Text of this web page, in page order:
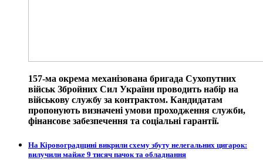
157-ма окрема механізована бригада Сухопутних
військ Збройних Сил України проводить набір на
військову службу за контрактом. Кандидатам
пропонують визначені умови проходження служби,
фінансове забезпечення та соціальні гарантії.
На Кіровоградщині викрили схему збуту нелегальних цигарок:
вилучили майже 9 тисяч пачок та обладнання